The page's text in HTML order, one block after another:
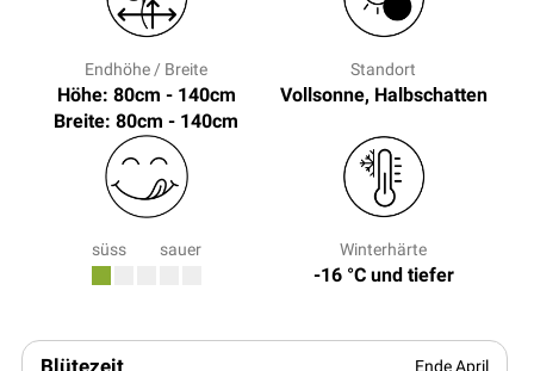
Endhöhe / Breite
Höhe: 80cm - 140cm
Breite: 80cm - 140cm
Standort
Vollsonne, Halbschatten
süss sauer Winterhärte
-16 °C und tiefer
Ende April